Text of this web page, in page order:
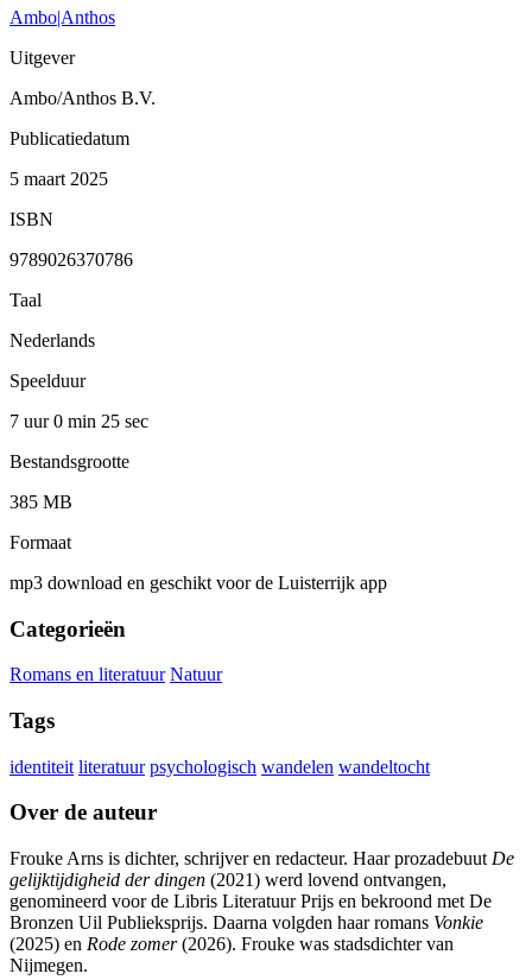
Ambo|Anthos
Uitgever
Ambo/Anthos B.V.
Publicatiedatum
5 maart 2025
ISBN
9789026370786
Taal
Nederlands
Speelduur
7 uur 0 min 25 sec
Bestandsgrootte
385 MB
Formaat
mp3 download en geschikt voor de Luisterrijk app
Categorieën
Romans en literatuur Natuur
Tags
identiteit literatuur psychologisch wandelen wandeltocht
Over de auteur
Frouke Arns is dichter, schrijver en redacteur. Haar prozadebuut De
gelijktijdigheid der dingen (2021) werd lovend ontvangen,
genomineerd voor de Libris Literatuur Prijs en bekroond met De
Bronzen Uil Publieksprijs. Daarna volgden haar romans Vonkie
(2025) en Rode zomer(2026). Frouke was stadsdichter van
Nijmegen.